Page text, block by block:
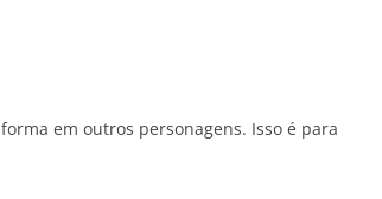
em outros personagens. Isso é para